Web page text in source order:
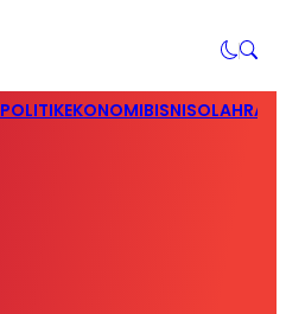
POLITIKEKONOMIBISNIS